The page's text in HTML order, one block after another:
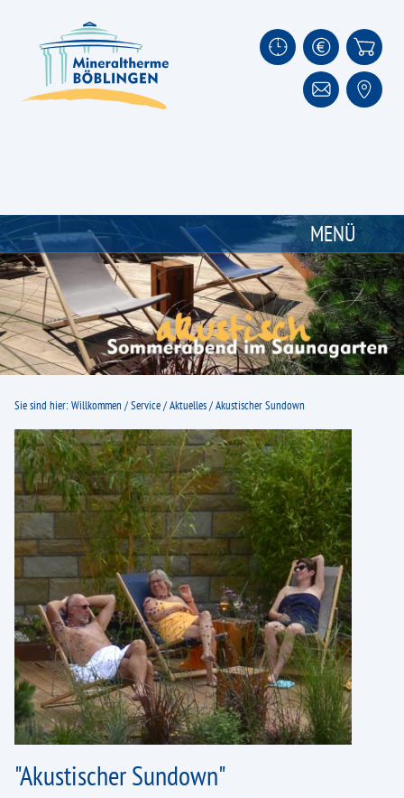
MENÜ
Thermalbad
Unsere Wasserangebote
Unser Thermalwasser
Impressionen
Classic-Sauna
Saunagarten
Unsere Saunen
Richtig Saunieren
Impressionen
Gesundheit
Eisbaden
Therapie rezeptfrei
inkludierte Bewegungsangebote
Sie sind hier:Willkommen /Service/Aktuelles/Akustischer Sundown
"Akustischer Sundown"